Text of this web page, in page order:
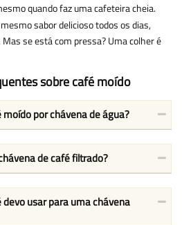
quando faz uma cafeteira cheia.
sabor delicioso todos os dias,
se está com pressa? Uma colher é
sobre café moído
por chávena de água?
de café filtrado?
usar para uma chávena